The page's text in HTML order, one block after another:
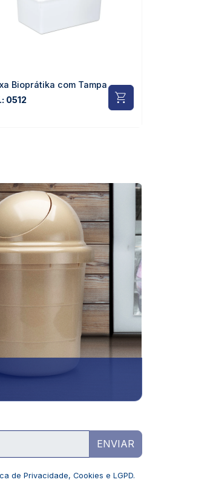
Bioprátika com Tampa
0512
ENVIAR
de Privacidade, Cookies e LGPD.